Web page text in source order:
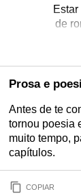
de
Prosa e
Antes de te
tornou poesia
muito tempo,
capítulos.
COPIAR